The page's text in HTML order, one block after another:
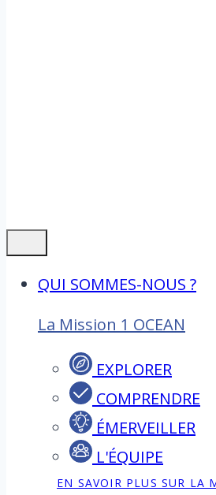
QUI SOMMES-NOUS ?
La Mission 1 OCEAN
EXPLORER
COMPRENDRE
ÉMERVEILLER
L'ÉQUIPE
EN SAVOIR PLUS SUR LA